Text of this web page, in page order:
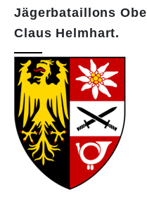
Jägerbataillons
Claus Helmhart.​​​​​​​